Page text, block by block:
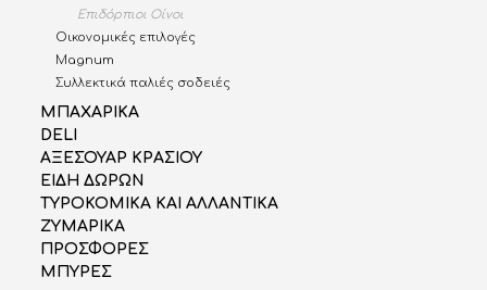
Επιδόρπιοι Οίνοι
Οικονομικές επιλογές
Magnum
Συλλεκτικά παλιές σοδειές
ΜΠΑΧΑΡΙΚΑ
DELI
AΞΕΣΟΥΑΡ ΚΡΑΣΙΟΥ
ΕΙΔΗ ΔΩΡΩΝ
ΤΥΡΟΚΟΜΙΚΑ ΚΑΙ ΑΛΛΑΝΤΙΚΑ
ΖΥΜΑΡΙΚΑ
ΠΡΟΣΦΟΡΕΣ
ΜΠΥΡΕΣ